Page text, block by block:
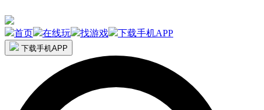
首页 在线玩 找游戏 下载手机APP
下载手机APP